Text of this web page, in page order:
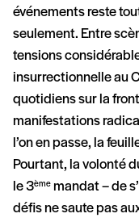
événements reste
seulement. Entre
tensions
insurrectionnelle au
quotidiens sur la
manifestations
l’on en passe, la
Pourtant, la volonté
le 3ème mandat – de
défis ne saute pas